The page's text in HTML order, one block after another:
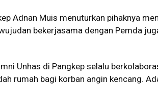
Adnan Muis menuturkan pihaknya
bekerjasama dengan Pemda
Unhas di Pangkep selalu
rumah bagi korban angin kencang.